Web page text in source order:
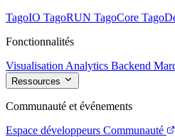
TagoIO TagoRUN TagoCore
Fonctionnalités
Visualisation Analytics Backend
Ressources
Communauté et événements
Espace développeurs Communauté